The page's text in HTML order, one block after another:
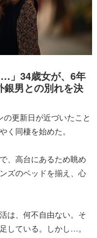
」34歳女が、6年
銀男との別れを決
更新日が近づいたこと
く同棲を始めた。
、高台にあるため眺め
ズのベッドを揃え、心
は、何不自由ない。そ
している。しかし…。